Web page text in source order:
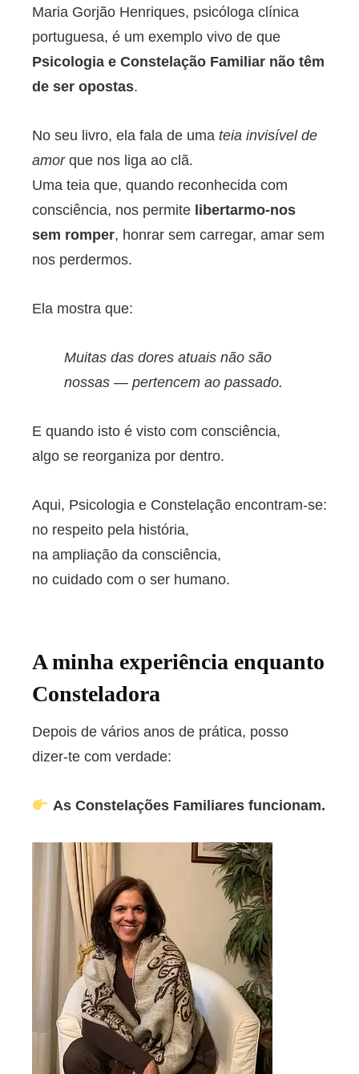
Maria Gorjão Henriques, psicóloga clínica
portuguesa, é um exemplo vivo de que
Psicologia e Constelação Familiar não têm
de ser opostas.
No seu livro, ela fala de uma teia invisível de
amorque nos liga ao clã.
Uma teia que, quando reconhecida com
consciência, nos permite libertarmo-nos
sem romper, honrar sem carregar, amar sem
nos perdermos.
Ela mostra que:
Muitas das dores atuais não são
nossas — pertencem ao passado.
E quando isto é visto com consciência,
algo se reorganiza por dentro.
Aqui, Psicologia e Constelação encontram-se:
no respeito pela história,
na ampliação da consciência,
no cuidado com o ser humano.
A minha experiência enquanto
Consteladora
Depois de vários anos de prática, posso
dizer-te com verdade:
As Constelações Familiares funcionam.